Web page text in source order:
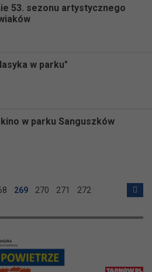
53. sezonu artystycznego
w parku"
w parku Sanguszków
269 270 271 272